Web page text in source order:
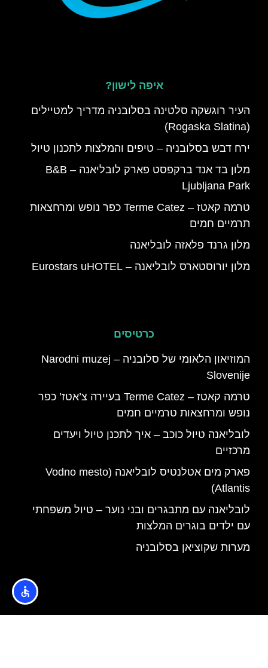
איפה לישון?
העיר רוגשקה סלטינה בסלובניה מדריך למטיילים
(Rogaska Slatina)
ירח דבש בסלובניה – טיפים והמלצות לתכנון טיול
מלון בד אנד ברקפסט פארק לובליאנה – B&B
Ljubljana Park
טרמה קאטז – Terme Catez כפר נופש ומרחצאות
תרמיים חמים
מלון גרנד פלאזה לובליאנה
מלון יורוסטארס לובליאנה – Eurostars uHOTEL
כרטיסים
המוזיאון הלאומי של סלובניה – Narodni muzej
Slovenije
טרמה קאטז – Terme Catez בעיירה צ’אטז’ כפר
נופש ומרחצאות טרמיים חמים
לובליאנה טיול כוכב – איך לתכנן טיול ויעדים
מרכזיים
פארק מים אטלנטיס לובליאנה (Vodno mesto
Atlantis)
לובליאנה עם מתבגרים ובני נוער – טיול משפחתי
עם ילדים בוגרים המלצות
מערות שקוציאן בסלובניה